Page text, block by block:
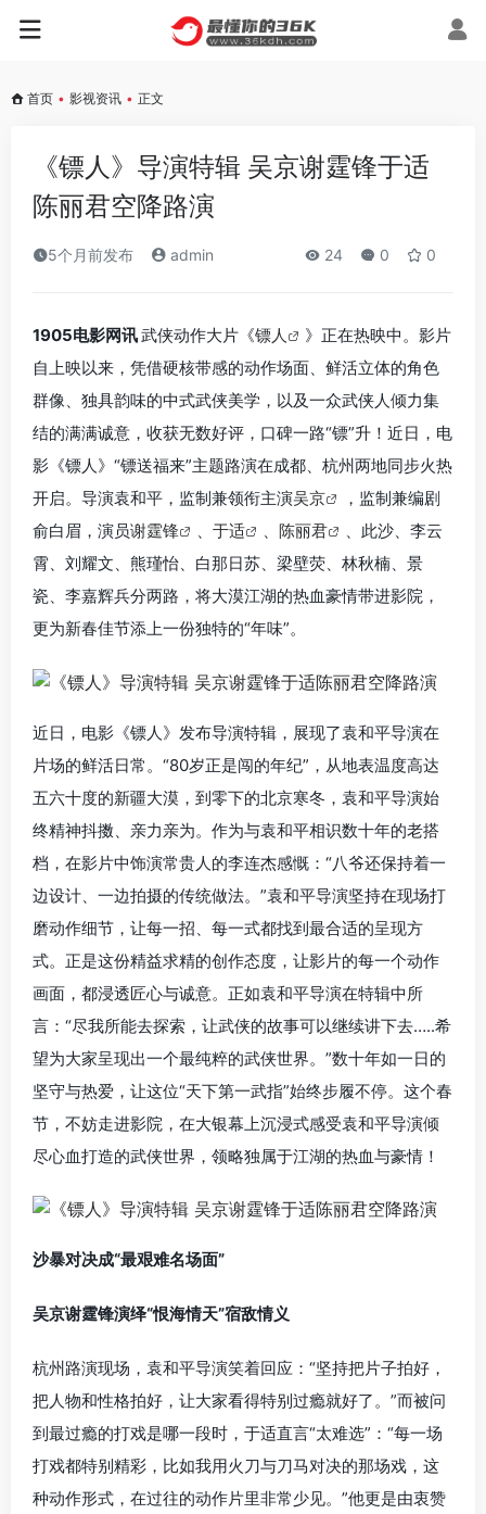
首页 • 影视资讯 • 正文
《镖人》导演特辑 吴京谢霆锋于适
陈丽君空降路演
5个月前发布 admin 24 0 0
1905电影网讯武侠动作大片《镖人
》正在热映中。影片
自上映以来，凭借硬核带感的动作场面、鲜活立体的角色
群像、独具韵味的中式武侠美学，以及一众武侠人倾力集
结的满满诚意，收获无数好评，口碑一路“镖”升！近日，电
影《镖人》“镖送福来”主题路演在成都、杭州两地同步火热
开启。导演袁和平，监制兼领衔主演吴京
，监制兼编剧
俞白眉，演员谢霆锋 、 于适 、 陈丽君
、此沙、李云
霄、刘耀文、熊瑾怡、白那日苏、梁壁荧、林秋楠、景
瓷、李嘉辉兵分两路，将大漠江湖的热血豪情带进影院，
更为新春佳节添上一份独特的“年味”。
近日，电影《镖人》发布导演特辑，展现了袁和平导演在
片场的鲜活日常。“80岁正是闯的年纪”，从地表温度高达
五六十度的新疆大漠，到零下的北京寒冬，袁和平导演始
终精神抖擞、亲力亲为。作为与袁和平相识数十年的老搭
档，在影片中饰演常贵人的李连杰感慨：“八爷还保持着一
边设计、一边拍摄的传统做法。”袁和平导演坚持在现场打
磨动作细节，让每一招、每一式都找到最合适的呈现方
式。正是这份精益求精的创作态度，让影片的每一个动作
画面，都浸透匠心与诚意。正如袁和平导演在特辑中所
言：“尽我所能去探索，让武侠的故事可以继续讲下去…..希
望为大家呈现出一个最纯粹的武侠世界。”数十年如一日的
坚守与热爱，让这位“天下第一武指”始终步履不停。这个春
节，不妨走进影院，在大银幕上沉浸式感受袁和平导演倾
尽心血打造的武侠世界，领略独属于江湖的热血与豪情！
沙暴对决成“最艰难名场面”
吴京谢霆锋演绎“恨海情天”宿敌情义
杭州路演现场，袁和平导演笑着回应：“坚持把片子拍好，
把人物和性格拍好，让大家看得特别过瘾就好了。”而被问
到最过瘾的打戏是哪一段时，于适直言“太难选”：“每一场
打戏都特别精彩，比如我用火刀与刀马对决的那场戏，这
种动作形式，在过往的动作片里非常少见。”他更是由衷赞